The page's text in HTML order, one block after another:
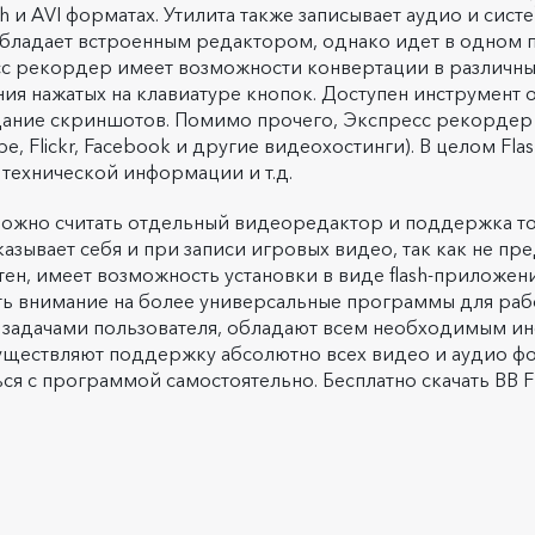
AVI форматах. Утилита также записывает аудио и
встроенным редактором, однако идет в одном
рекордер имеет возможности конвертации в
нажатых на клавиатуре кнопок. Доступен инструмент
скриншотов. Помимо прочего, Экспресс рекордер
Flickr, Facebook и другие видеохостинги). В целом
информации и т.д.
считать отдельный видеоредактор и поддержка
себя и при записи игровых видео, так как не
имеет возможность установки в виде flash-
внимание на более универсальные программы для
пользователя, обладают всем необходимым
поддержку абсолютно всех видео и аудио
с программой самостоятельно. Бесплатно скачать BB